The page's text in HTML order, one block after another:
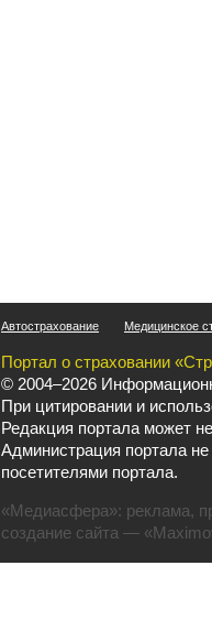
Автострахование Медицинское
Портал о страховании
© 2004–2026
При цитировании и
Редакция портала может
Администрация портала
посетителями портала.
«Медиасфера»: реклама,
создание сайта —